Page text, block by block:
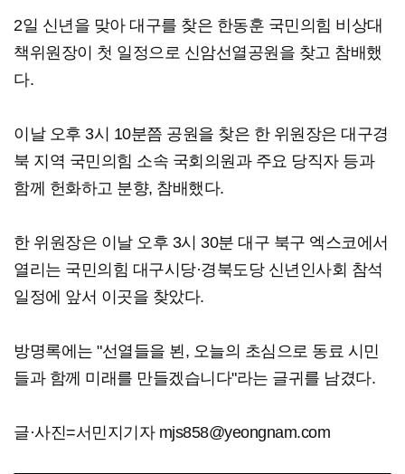
2일 신년을 맞아 대구를 찾은 한동훈 국민의힘 비상대
책위원장이 첫 일정으로 신암선열공원을 찾고 참배했
다.
이날 오후 3시 10분쯤 공원을 찾은 한 위원장은 대구경
북 지역 국민의힘 소속 국회의원과 주요 당직자 등과
함께 헌화하고 분향, 참배했다.
한 위원장은 이날 오후 3시 30분 대구 북구 엑스코에서
열리는 국민의힘 대구시당·경북도당 신년인사회 참석
일정에 앞서 이곳을 찾았다.
방명록에는 "선열들을 뵌, 오늘의 초심으로 동료 시민
들과 함께 미래를 만들겠습니다"라는 글귀를 남겼다.
글·사진=서민지기자 mjs858@yeongnam.com